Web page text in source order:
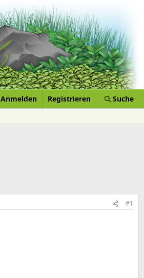
Anmelden Registrieren Suche
#1